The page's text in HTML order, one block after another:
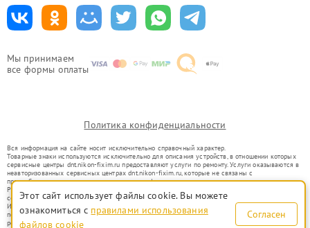
Мы принимаем
все формы оплаты
Политика конфиденциальности
Вся информация на сайте носит исключительно справочный характер.
Товарные знаки используются исключительно для описания устройств, в отношении которых
сервисные центры dnt.nikon-fixim.ru предоставляют услуги по ремонту. Услуги оказываются в
неавторизованных сервисных центрах dnt.nikon-fixim.ru, которые не связаны с
правообладателями товарных знаков или их официальными представителями.
Ремонт осуществляется для устройств, уже введенных в гражданский оборот в соответствии
со статьей 1487 ГК РФ.
Использование товарных знаков не преследует цели индивидуализации услуг или введения
потребителей в заблуждение, а служит для информирования о предоставляемых услугах по
ремонту техники указанных брендов.
Этот сайт использует файлы cookie. Вы можете
ознакомиться с правилами использования
файлов cookie
Согласен